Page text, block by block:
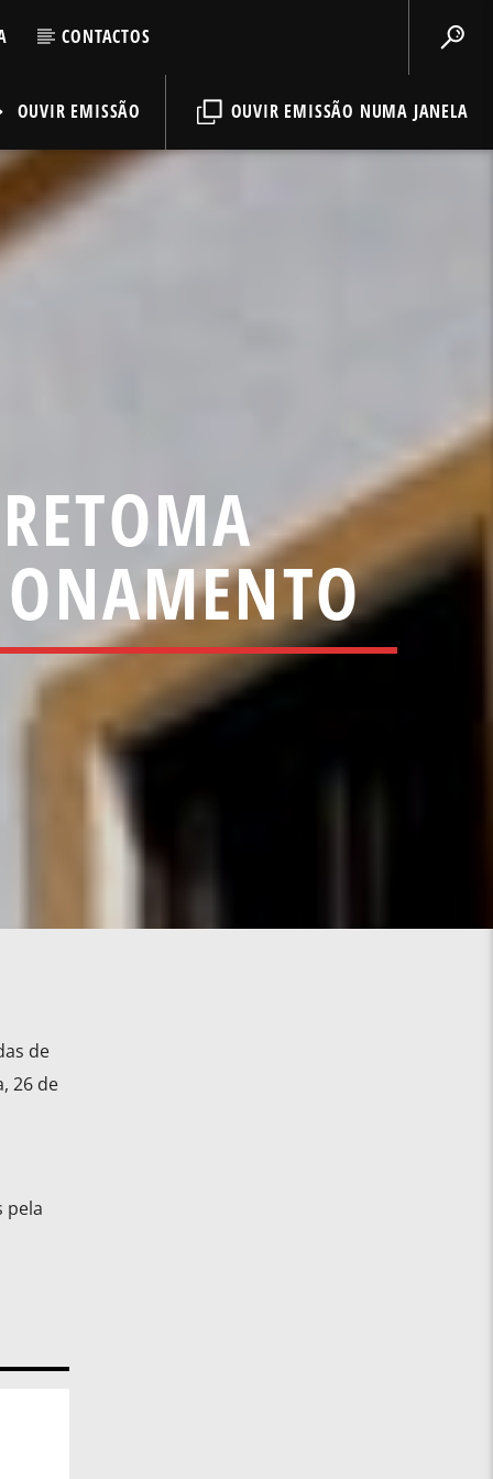
CONTACTOS
OUVIR EMISSÃO NUMA JANELA
OUVIR EMISSÃO
de
26 de
pela